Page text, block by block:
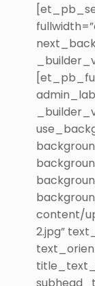
content/
2.jpg”